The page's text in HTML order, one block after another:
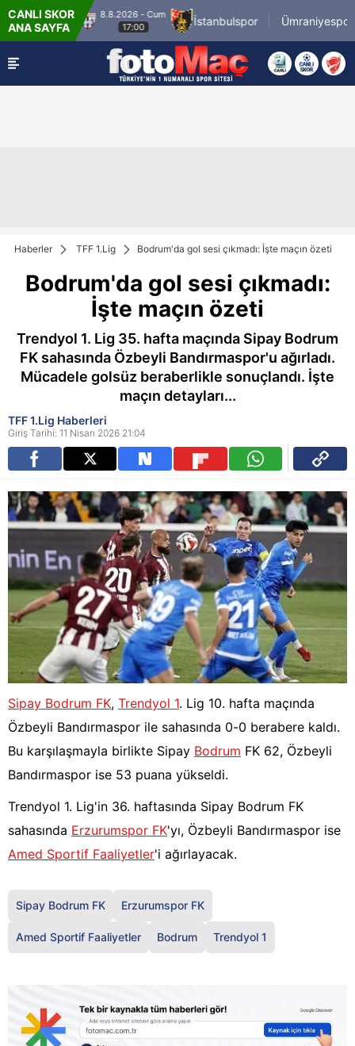
CANLI SKOR
ANA SAYFA
8.8.2026 - Cum
17:00
İstanbulspor Ümraniyespor
Haberler TFF 1.Lig Bodrum'da gol sesi çıkmadı: İşte maçın özeti
Bodrum'da gol sesi çıkmadı:
İşte maçın özeti
Trendyol 1. Lig 35. hafta maçında Sipay Bodrum
FK sahasında Özbeyli Bandırmaspor'u ağırladı.
Mücadele golsüz beraberlikle sonuçlandı. İşte
maçın detayları...
TFF 1.Lig Haberleri
Giriş Tarihi: 11 Nisan 2026 21:04
Sipay Bodrum FK, Trendyol 1. Lig 10. hafta maçında
Özbeyli Bandırmaspor ile sahasında 0-0 berabere kaldı.
Bu karşılaşmayla birlikte Sipay Bodrum FK 62, Özbeyli
Bandırmaspor ise 53 puana yükseldi.
Trendyol 1. Lig'in 36. haftasında Sipay Bodrum FK
sahasında Erzurumspor FK'yı, Özbeyli Bandırmaspor ise
Amed Sportif Faaliyetler'i ağırlayacak.
Sipay Bodrum FK Erzurumspor FK
Amed Sportif Faaliyetler Bodrum Trendyol 1